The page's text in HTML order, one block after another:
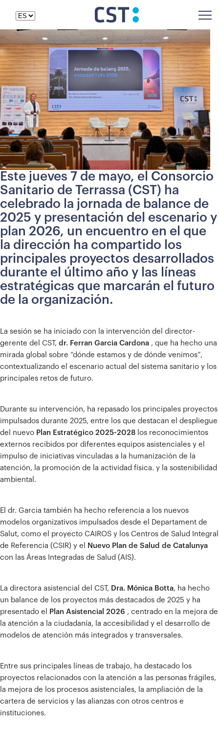
Este jueves 7 de mayo, el Consorcio
Sanitario de Terrassa (CST) ha
celebrado la jornada de balance de
2025 y presentación del escenario y
plan 2026, un encuentro en el que
la dirección ha compartido los
principales proyectos desarrollados
durante el último año y las líneas
estratégicas que marcarán el futuro
de la organización.
La sesión se ha iniciado con la intervención del director-
gerente del CST, dr. Ferran Garcia Cardona , que ha hecho una
mirada global sobre “dónde estamos y de dónde venimos”,
contextualizando el escenario actual del sistema sanitario y los
principales retos de futuro.
Durante su intervención, ha repasado los principales proyectos
impulsados ​​durante 2025, entre los que destacan el despliegue
del nuevo Plan Estratégico 2025-2028 los reconocimientos
externos recibidos por diferentes equipos asistenciales y el
impulso de iniciativas vinculadas a la humanización de la
atención, la promoción de la actividad física. y la sostenibilidad
ambiental.
El dr. Garcia también ha hecho referencia a los nuevos
modelos organizativos impulsados ​​desde el Departament de
Salut, como el proyecto CAIROS y los Centros de Salud Integral
de Referencia (CSIR) y el
Nuevo Plan de Salud de Catalunya
con las Áreas Integradas de Salud (AIS).
La directora asistencial del CST, Dra. Mónica Botta, ha hecho
un balance de los proyectos más destacados de 2025 y ha
presentado el
Plan Asistencial 2026 , centrado en la mejora de
la atención a la ciudadanía, la accesibilidad y el desarrollo de
modelos de atención más integrados y transversales.
Entre sus principales líneas de trabajo, ha destacado los
proyectos relacionados con la atención a las personas frágiles,
la mejora de los procesos asistenciales, la ampliación de la
cartera de servicios y las alianzas con otros centros e
instituciones.